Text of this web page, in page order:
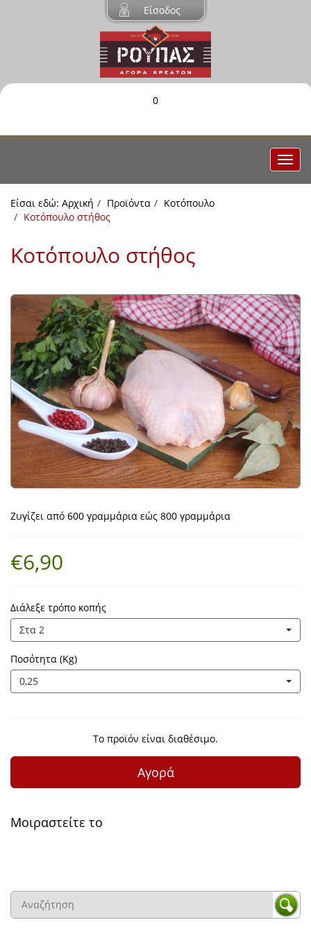
Είσοδος
0
Είσαι εδώ: Αρχική Προϊόντα
Κοτόπουλο
Κοτόπουλο στήθος
Κοτόπουλο στήθος
Ζυγίζει από 600 γραμμάρια εώς 800 γραμμάρια
€6,90
Διάλεξε τρόπο κοπής
Στα 2
Ποσότητα (Kg)
0,25
Το προϊόν είναι διαθέσιμο.
Αγορά
Μοιραστείτε το